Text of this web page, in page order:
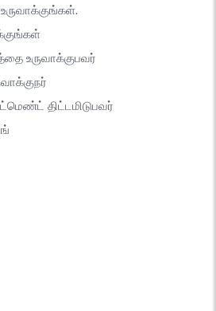
உருவாக்குபவர்
திட்டமிடுபவர்